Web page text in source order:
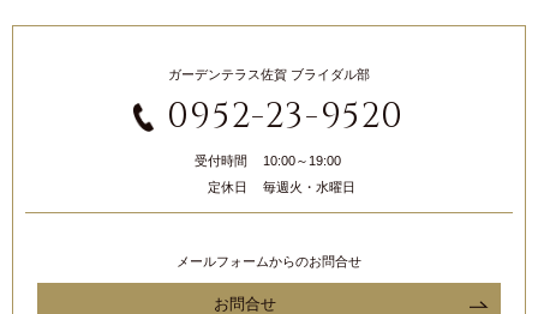
ガーデンテラス佐賀 ブライダル部
0952-23-9520
受付時間
10:00～19:00
定休日
毎週火・水曜日
メールフォームからのお問合せ
お問合せ